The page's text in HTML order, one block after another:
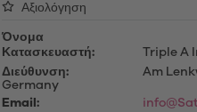
Αξιολόγηση
Όνομα
Κατασκευαστή:
Triple A
Διεύθυνση:
Am
Germany
Email: